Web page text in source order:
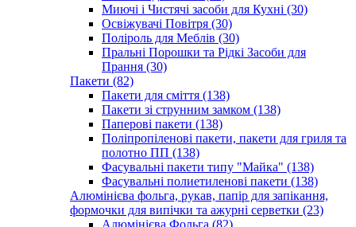
Миючі і Чистячі засоби для Кухні (30)
Освіжувачі Повітря (30)
Поліроль для Меблів (30)
Пральні Порошки та Рідкі Засоби для
Прання (30)
Пакети (82)
Пакети для сміття (138)
Пакети зі струнним замком (138)
Паперові пакети (138)
Поліпропіленові пакети, пакети для гриля та
полотно ПП (138)
Фасувальні пакети типу "Майка" (138)
Фасувальні полиетиленові пакети (138)
Алюмінієва фольга, рукав, папір для запікання,
формочки для випічки та ажурні серветки (23)
Алюмінієва Фольга (82)